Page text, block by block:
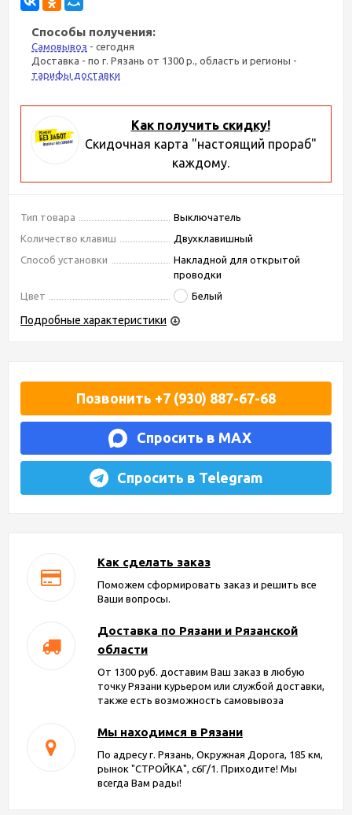
Способы получения:
Самовывоз - сегодня
Доставка - по г. Рязань от 1300 р., область и регионы -
тарифы доставки
Как получить скидку!
Скидочная карта "настоящий прораб"
каждому.
Тип товара
Выключатель
Количество клавиш
Двухклавишный
Способ установки
Накладной для открытой
проводки
Цвет
Белый
Подробные характеристики
Позвонить +7 (930) 887-67-68
Спросить в MAX
Спросить в Telegram
Как сделать заказ
Поможем сформировать заказ и решить все
Ваши вопросы.
Доставка по Рязани и Рязанской
области
От 1300 руб. доставим Ваш заказ в любую
точку Рязани курьером или службой доставки,
также есть возможность самовывоза
Мы находимся в Рязани
По адресу г. Рязань, Окружная Дорога, 185 км,
рынок "СТРОЙКА", с6Г/1. Приходите! Мы
всегда Вам рады!